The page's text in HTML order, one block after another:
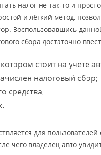
налог не так-то и
и лёгкий метод,
Воспользовавшись
сбора достаточно
стоит на учёте
налоговый сбор;
средства;
для
чего владелец авто